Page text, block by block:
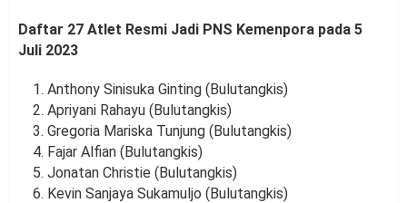
Daftar 27 Atlet Resmi Jadi PNS Kemenpora pada 5
Juli 2023
Anthony Sinisuka Ginting (Bulutangkis)
Apriyani Rahayu (Bulutangkis)
Gregoria Mariska Tunjung (Bulutangkis)
Fajar Alfian (Bulutangkis)
Jonatan Christie (Bulutangkis)
Kevin Sanjaya Sukamuljo (Bulutangkis)